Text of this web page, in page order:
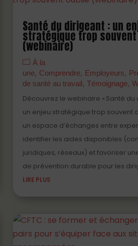
Partenaires Prévenir
Témoignage Webinaire
Santé du dirigeant : un
stratégique trop
(webinaire)
À la
une
Comprendre Employeurs
de santé au travail Témoignage
Découvrez le webinaire « Santé du
un enjeu stratégique trop souvent
un espace d’échanges entre
identifier les aides disponibles
juridiques, réseaux) et favoriser
de prévention durable pour les
LIRE PLUS